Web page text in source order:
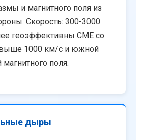
и магнитного поля из
Скорость: 300-3000
геоэффективны CME со
1000 км/с и южной
поля.
дыры